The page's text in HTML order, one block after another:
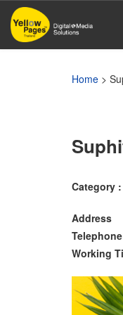
Skip
main
Home >
Category :
Address
Telephone
Working